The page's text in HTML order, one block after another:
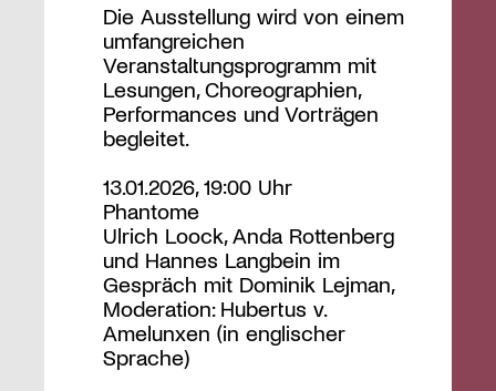
Die Ausstellung wird von einem
umfangreichen
Veranstaltungsprogramm mit
Lesungen, Choreographien,
Performances und Vorträgen
begleitet.
13.01.2026, 19:00 Uhr
Phantome
Ulrich Loock, Anda Rottenberg
und Hannes Langbein im
Gespräch mit Dominik Lejman,
Moderation: Hubertus v.
Amelunxen (in englischer
Sprache)